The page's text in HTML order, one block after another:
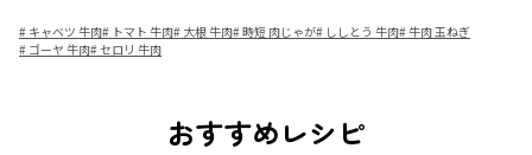
# キャベツ 牛肉# トマト 牛肉# 大根 牛肉#時短 肉じゃが# ししとう 牛肉#牛肉 玉ねぎ
# ゴーヤ 牛肉#セロリ 牛肉
おすすめレシピ